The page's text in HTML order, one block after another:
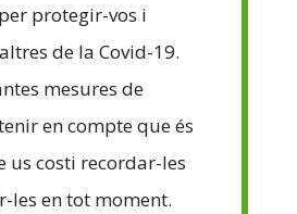
protegir-vos i
de la Covid-19.
mesures de
en compte que és
us costi recordar-les
les en tot moment.